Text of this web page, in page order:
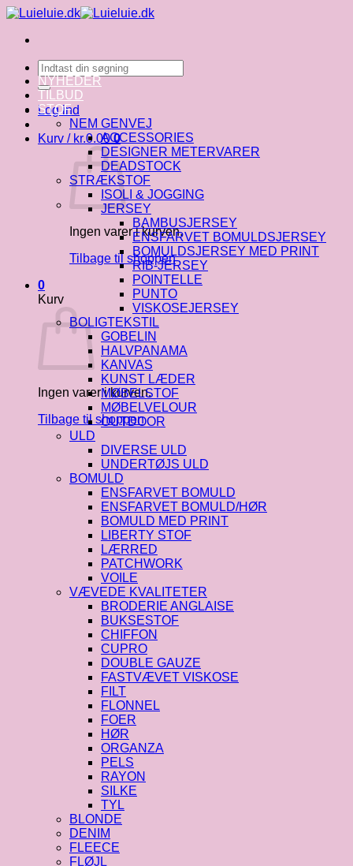
Fortsæt
indhold
Søg
efter:
Log ind
Kurv / kr.0.00 0
Ingen varer i kurven.
Tilbage til shoppen
0
Kurv
Ingen varer i kurven.
Tilbage til shoppen
NYHEDER
TILBUD
STOF
NEM GENVEJ
ACCESSORIES
DESIGNER METERVARER
DEADSTOCK
STRÆKSTOF
ISOLI & JOGGING
JERSEY
BAMBUSJERSEY
ENSFARVET BOMULDSJERSEY
BOMULDSJERSEY MED PRINT
RIB-JERSEY
POINTELLE
PUNTO
VISKOSEJERSEY
BOLIGTEKSTIL
GOBELIN
HALVPANAMA
KANVAS
KUNST LÆDER
MØBELSTOF
MØBELVELOUR
OUTDOOR
ULD
DIVERSE ULD
UNDERTØJS ULD
BOMULD
ENSFARVET BOMULD
ENSFARVET BOMULD/HØR
BOMULD MED PRINT
LIBERTY STOF
LÆRRED
PATCHWORK
VOILE
VÆVEDE KVALITETER
BRODERIE ANGLAISE
BUKSESTOF
CHIFFON
CUPRO
DOUBLE GAUZE
FASTVÆVET VISKOSE
FILT
FLONNEL
FOER
HØR
ORGANZA
PELS
RAYON
SILKE
TYL
BLONDE
DENIM
FLEECE
FLØJL